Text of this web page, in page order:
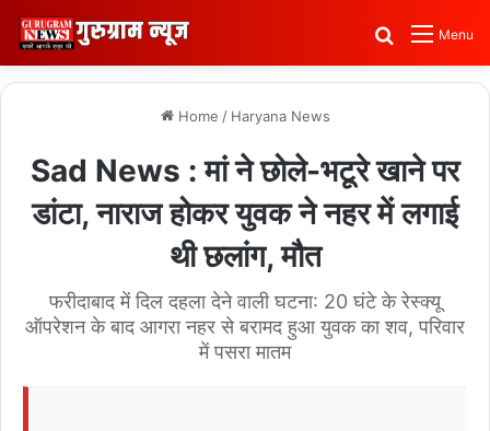
Menu
Search for
Home / Haryana News
Sad News : मां ने छोले-भटूरे खाने पर
डांटा, नाराज होकर युवक ने नहर में लगाई
थी छलांग, मौत
फरीदाबाद में दिल दहला देने वाली घटना: 20 घंटे के रेस्क्यू
ऑपरेशन के बाद आगरा नहर से बरामद हुआ युवक का शव, परिवार
में पसरा मातम